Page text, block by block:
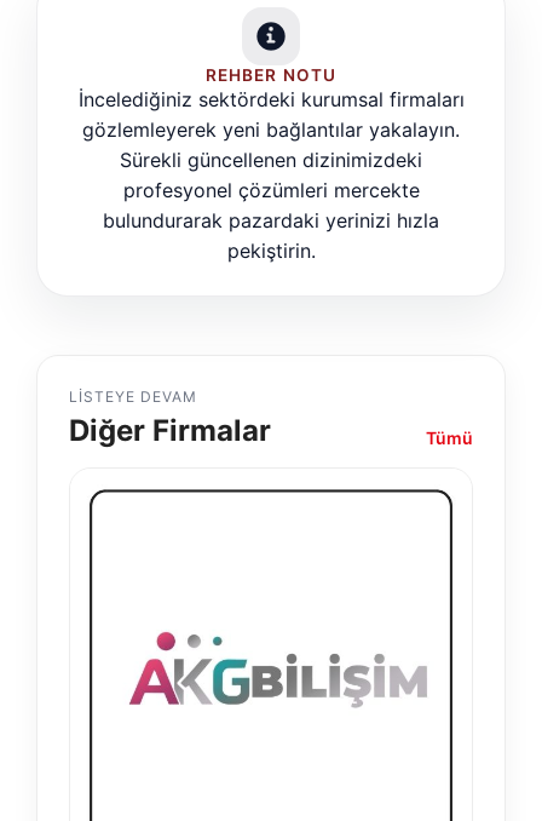
REHBER NOTU
İncelediğiniz sektördeki kurumsal firmaları
gözlemleyerek yeni bağlantılar yakalayın.
Sürekli güncellenen dizinimizdeki
profesyonel çözümleri mercekte
bulundurarak pazardaki yerinizi hızla
pekiştirin.
LISTEYE DEVAM
Diğer Firmalar Tümü